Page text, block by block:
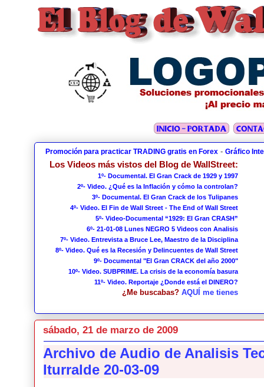
Promoción para practicar TRADING gratis en Forex - Gráfico
Los Videos más vistos del Blog de WallStreet:
1º- Documental. El Gran Crack de 1929 y 1997
2º- Video. ¿Qué es la Inflación y cómo la controlan?
3º- Documental. El Gran Crack de los Tulipanes
4º- Video. El Fin de Wall Street - The End of Wall Street
5º- Video-Documental “1929: El Gran CRASH”
6º- 21-01-08 Lunes NEGRO 5 Videos con Analisis
7º- Video. Entrevista a Bruce Lee, Maestro de la Disciplina
8º- Video. Qué es la Recesión y Delincuentes de Wall Street
9º- Documental "El Gran CRACK del año 2000"
10º- Video. SUBPRIME. La crisis de la economía basura
11º- Video. Reportaje ¿Donde está el DINERO?
¿Me buscabas?AQUÍ me tienes
sábado, 21 de marzo de 2009
Archivo de Audio de Analisis
Iturralde 20-03-09